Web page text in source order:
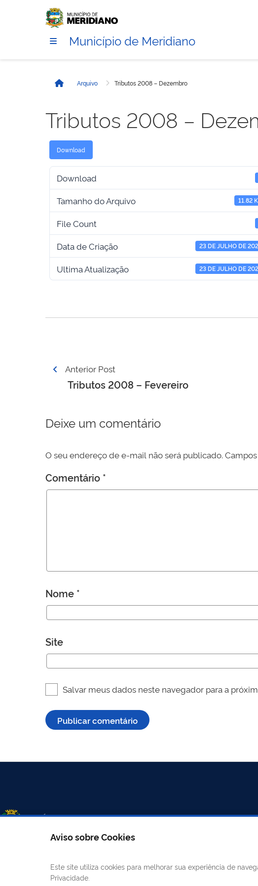
Município de Meridiano
InícioArquivo Tributos 2008 – Dezembro
Tributos 2008 –
Download
Download
Tamanho do Arquivo 11.82
File Count
Data de Criação 23 DE JULHO DE
Ultima Atualização 23 DE JULHO DE
Navegação
Anterior Post
Tributos 2008 – Fevereiro
Deixe um comentário
O seu endereço de e-mail não será publicado.
Comentário *
Nome *
Site
Salvar meus dados neste navegador para a
CANAIS
Aviso sobre Cookies
Este site utiliza cookies para melhorar sua experiência de
Privacidade.